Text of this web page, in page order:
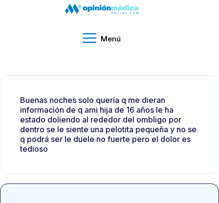
Menú
Buenas noches solo quería q me dieran
información de q ami hija de 16 años le ha
estado doliendo al rededor del ombligo por
dentro se le siente una pelotita pequeña y no se
q podrá ser le duele no fuerte pero el dolor es
tedioso